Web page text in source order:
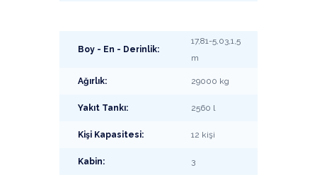
Boy - En - Derinlik:
17,81-5,03,1,5
m
Ağırlık: 29000 kg
Yakıt Tankı: 2560 l
Kişi Kapasitesi: 12 kişi
Kabin: 3